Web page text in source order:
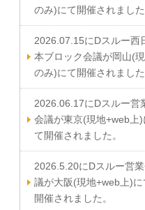
のみ)にて開催されました
2026.07.15にDスルー西
本ブロック会議が岡山(
のみ)にて開催されました
2026.06.17にDスルー営
会議が東京(現地+web上)
て開催されました。
2026.5.20にDスルー営
議が大阪(現地+web上)に
開催されました。